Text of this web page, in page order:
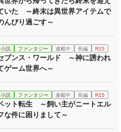
いた ～終末は異世界アイテムで
んびり過ごす～
小説 ファンタジー 連載中 長編 R15
ブンス・ワールド ～神に誘われ
ゲーム世界へ～
小説 ファンタジー 連載中 長編 R15
ット転生 ～飼い主がニートエル
な件に困りまして～